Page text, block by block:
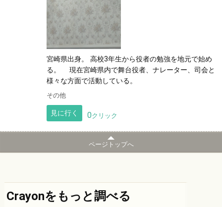
宮崎県出身。 高校3年生から役者の勉強を地元で始め
る。 現在宮崎県内で舞台役者、ナレーター、司会と
様々な方面で活動している。
その他
見に行く 0クリック
ページトップへ
Crayonをもっと調べる